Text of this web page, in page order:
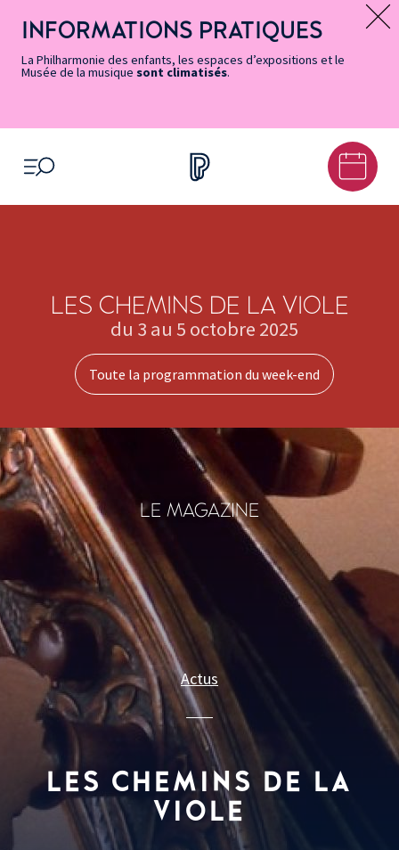
page
Accessibilité
accès
rapides
principal
contenu
principal
page
Message d’information
INFORMATIONS PRATIQUES
La Philharmonie des enfants, les espaces d’expositions et le
Musée de la musique sont climatisés.
OUVRIR LE MENU
LES CHEMINS DE LA VIOLE
du 3 au 5 octobre 2025
Toute la programmation du week-end
LE MAGAZINE
Actus
LES CHEMINS DE LA
VIOLE